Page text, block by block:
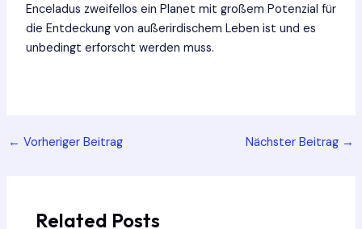
Enceladus zweifellos ein Planet mit großem Potenzial für
die Entdeckung von außerirdischem Leben ist und es
unbedingt erforscht werden muss.
Post
← Vorheriger Beitrag Nächster Beitrag →
Related Posts